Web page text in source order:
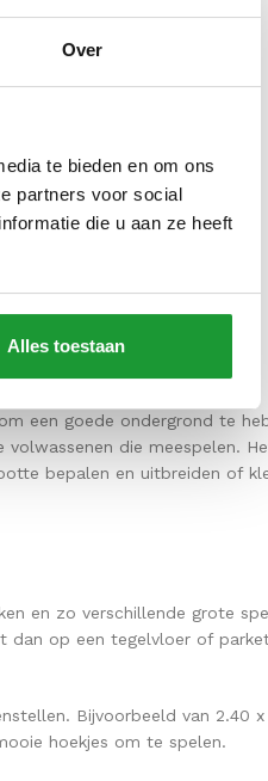
Over
te bieden en om ons
partners voor social
die u aan ze heeft
Alles toestaan
een goede ondergrond te
die meespelen.
bepalen en uitbreiden of
en zo verschillende grote
dan op een tegelvloer of
Bijvoorbeeld van 2.40
hoekjes om te spelen.